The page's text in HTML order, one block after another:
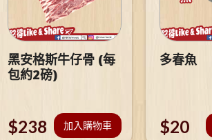
黑安格斯牛仔骨 (每
包約2磅)
$238 加入購物車
多春魚
$20